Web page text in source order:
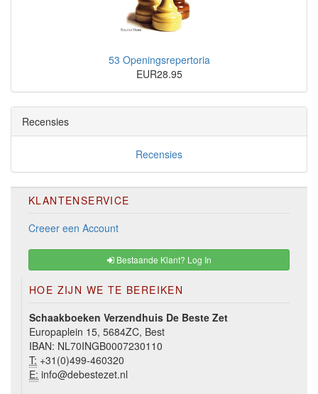
53 Openingsrepertoria
EUR28.95
Recensies
Recensies
KLANTENSERVICE
Creeer een Account
Bestaande Klant? Log In
HOE ZIJN WE TE BEREIKEN
Schaakboeken Verzendhuis De Beste Zet
Europaplein 15, 5684ZC, Best
IBAN: NL70INGB0007230110
T: +31(0)499-460320
E: info@debestezet.nl